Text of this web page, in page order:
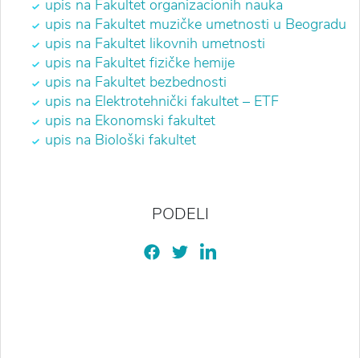
upis na Fakultet organizacionih nauka
upis na Fakultet muzičke umetnosti u Beogradu
upis na Fakultet likovnih umetnosti
upis na Fakultet fizičke hemije
upis na Fakultet bezbednosti
upis na Elektrotehnički fakultet – ETF
upis na Ekonomski fakultet
upis na Biološki fakultet
PODELI